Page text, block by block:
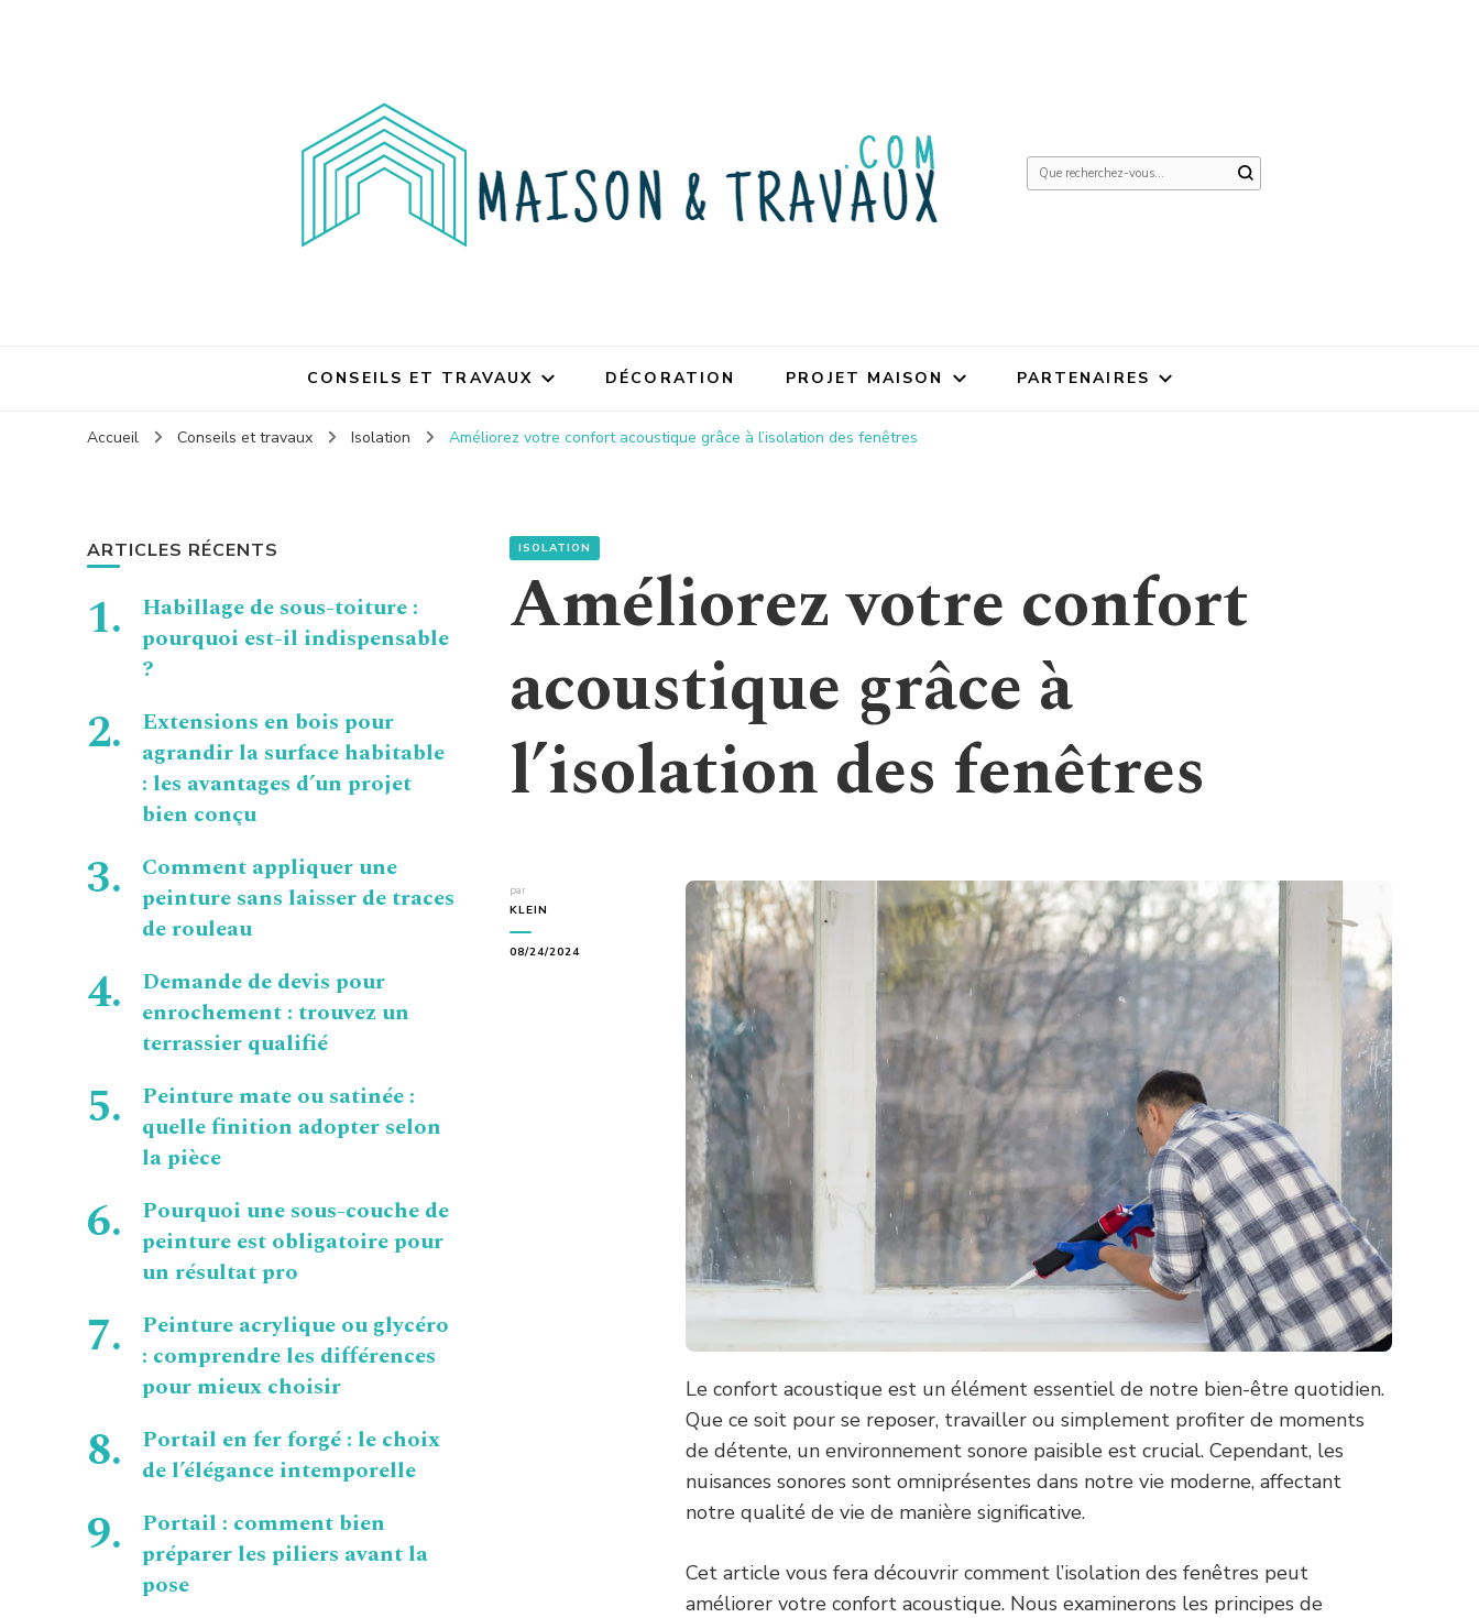
Vous
CONSEILS ET TRAVAUX DÉCORATION PROJET MAISON PARTENAIRES
Accueil Conseils et travaux Isolation Améliorez votre confort acoustique grâce à l’isolation des fenêtres
ISOLATION
Améliorez votre confort
acoustique grâce à
l’isolation des fenêtres
par
KLEIN
08/24/2024
Le confort acoustique est un élément essentiel de notre bien-être quotidien.
Que ce soit pour se reposer, travailler ou simplement profiter de moments
de détente, un environnement sonore paisible est crucial. Cependant, les
nuisances sonores sont omniprésentes dans notre vie moderne, affectant
notre qualité de vie de manière significative.
Cet article vous fera découvrir comment l’isolation des fenêtres peut
améliorer votre confort acoustique. Nous examinerons les principes de
ARTICLES RÉCENTS
Habillage de sous-toiture :
pourquoi est-il indispensable
?
Extensions en bois pour
agrandir la surface habitable
: les avantages d’un projet
bien conçu
Comment appliquer une
peinture sans laisser de traces
de rouleau
Demande de devis pour
enrochement : trouvez un
terrassier qualifié
Peinture mate ou satinée :
quelle finition adopter selon
la pièce
Pourquoi une sous-couche de
peinture est obligatoire pour
un résultat pro
Peinture acrylique ou glycéro
: comprendre les différences
pour mieux choisir
Portail en fer forgé : le choix
de l’élégance intemporelle
Portail : comment bien
préparer les piliers avant la
pose